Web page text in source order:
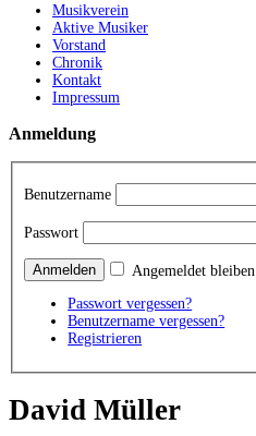
Musikverein
Aktive Musiker
Vorstand
Chronik
Kontakt
Impressum
Anmeldung
Benutzername
Passwort
Angemeldet bleiben
Passwort vergessen?
Benutzername vergessen?
Registrieren
David Müller